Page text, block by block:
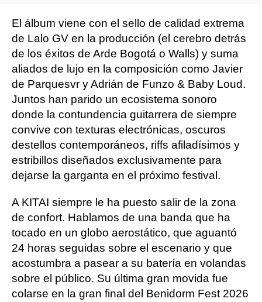
El álbum viene con el sello de calidad extrema
de Lalo GV en la producción (el cerebro detrás
de los éxitos de Arde Bogotá o Walls) y suma
aliados de lujo en la composición como Javier
de Parquesvr y Adrián de Funzo & Baby Loud.
Juntos han parido un ecosistema sonoro
donde la contundencia guitarrera de siempre
convive con texturas electrónicas, oscuros
destellos contemporáneos, riffs afiladísimos y
estribillos diseñados exclusivamente para
dejarse la garganta en el próximo festival.
A KITAI siempre le ha puesto salir de la zona
de confort. Hablamos de una banda que ha
tocado en un globo aerostático, que aguantó
24 horas seguidas sobre el escenario y que
acostumbra a pasear a su batería en volandas
sobre el público. Su última gran movida fue
colarse en la gran final del Benidorm Fest 2026